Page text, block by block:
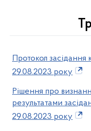
Протокол засідання
29.08.2023 року
Рішення про
результатами
29.08.2023 року